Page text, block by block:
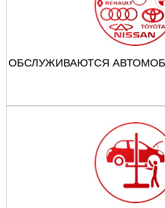
ОБСЛУЖИВАЮТСЯ